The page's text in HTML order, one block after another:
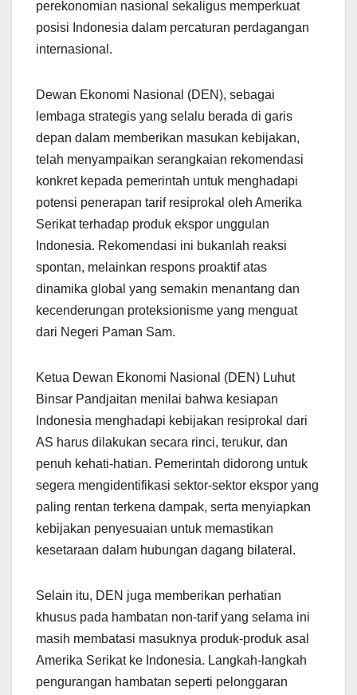
perekonomian nasional sekaligus memperkuat
posisi Indonesia dalam percaturan perdagangan
internasional.
Dewan Ekonomi Nasional (DEN), sebagai
lembaga strategis yang selalu berada di garis
depan dalam memberikan masukan kebijakan,
telah menyampaikan serangkaian rekomendasi
konkret kepada pemerintah untuk menghadapi
potensi penerapan tarif resiprokal oleh Amerika
Serikat terhadap produk ekspor unggulan
Indonesia. Rekomendasi ini bukanlah reaksi
spontan, melainkan respons proaktif atas
dinamika global yang semakin menantang dan
kecenderungan proteksionisme yang menguat
dari Negeri Paman Sam.
Ketua Dewan Ekonomi Nasional (DEN) Luhut
Binsar Pandjaitan menilai bahwa kesiapan
Indonesia menghadapi kebijakan resiprokal dari
AS harus dilakukan secara rinci, terukur, dan
penuh kehati-hatian. Pemerintah didorong untuk
segera mengidentifikasi sektor-sektor ekspor yang
paling rentan terkena dampak, serta menyiapkan
kebijakan penyesuaian untuk memastikan
kesetaraan dalam hubungan dagang bilateral.
Selain itu, DEN juga memberikan perhatian
khusus pada hambatan non-tarif yang selama ini
masih membatasi masuknya produk-produk asal
Amerika Serikat ke Indonesia. Langkah-langkah
pengurangan hambatan seperti pelonggaran